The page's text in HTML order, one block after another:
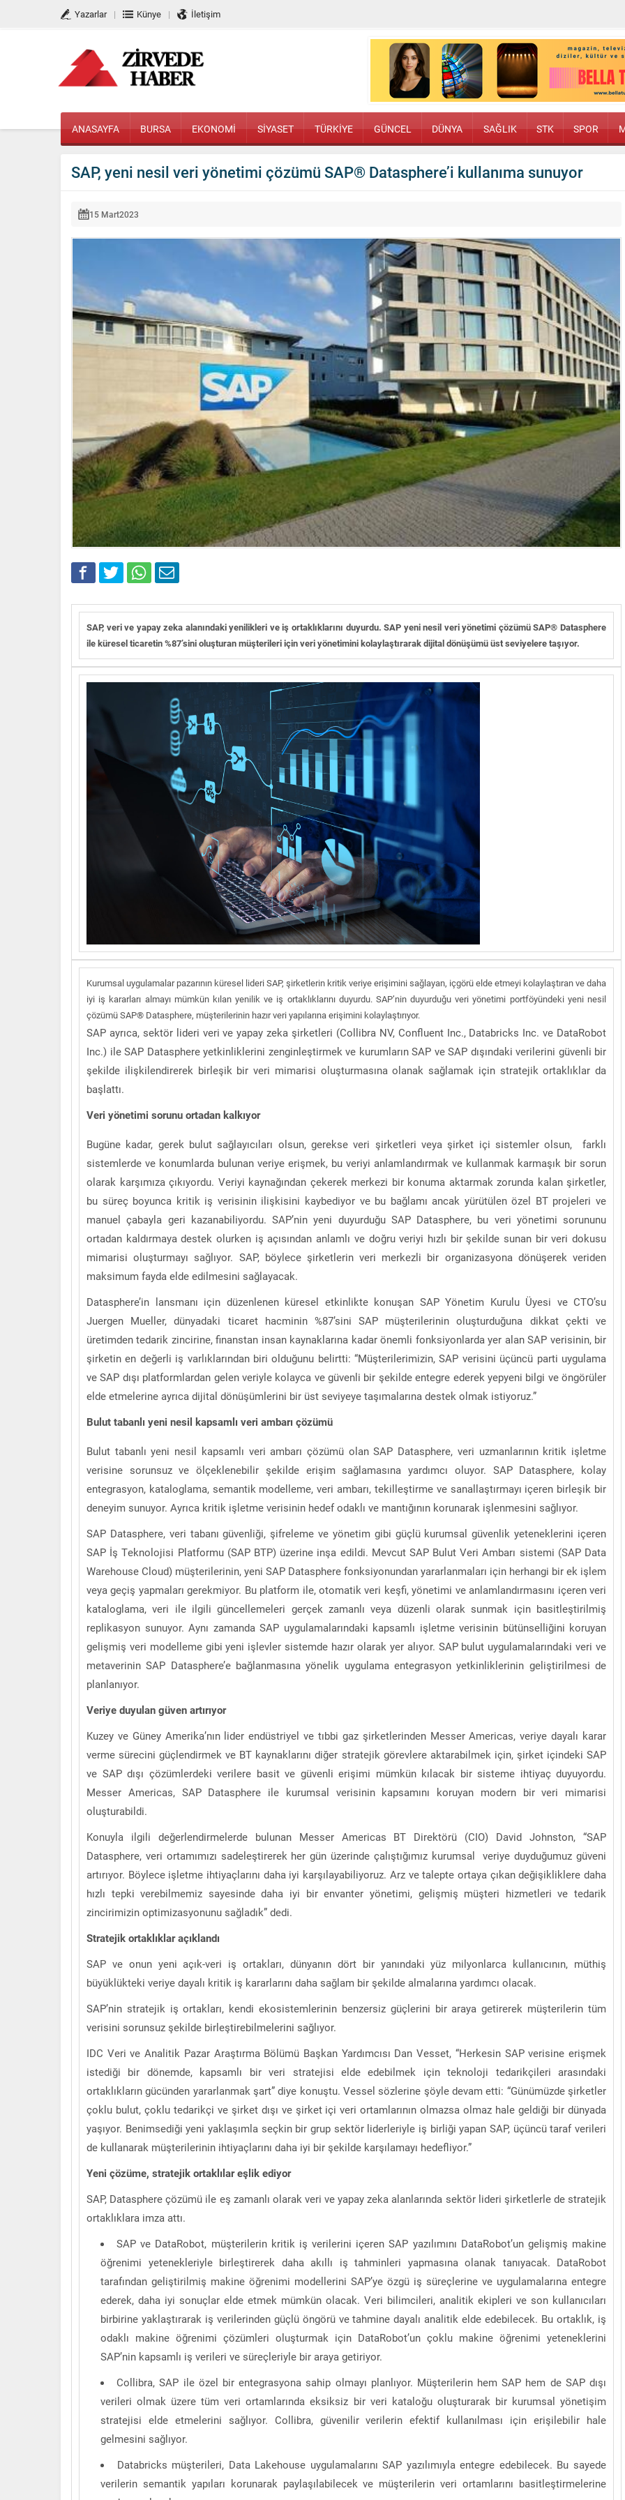
Yazarlar Künye İletişim
ANASAYFA BURSA EKONOMİ SİYASET TÜRKİYE GÜNCEL DÜNYA SAĞLIK STK SPOR
SAP, yeni nesil veri yönetimi çözümü SAP® Datasphere’i kullanıma sunuyor
15 Mart2023
SAP, veri ve yapay zeka alanındaki yenilikleri ve iş ortaklıklarını duyurdu. SAP yeni nesil veri yönetimi çözümü SAP® Datasphere
ile küresel ticaretin %87’sini oluşturan müşterileri için veri yönetimini kolaylaştırarak dijital dönüşümü üst seviyelere taşıyor.
Kurumsal uygulamalar pazarının küresel lideri SAP, şirketlerin kritik veriye erişimini sağlayan, içgörü elde etmeyi kolaylaştıran ve daha
iyi iş kararları almayı mümkün kılan yenilik ve iş ortaklıklarını duyurdu. SAP’nin duyurduğu veri yönetimi portföyündeki yeni nesil
çözümü SAP® Datasphere, müşterilerinin hazır veri yapılarına erişimini kolaylaştırıyor.
SAP ayrıca, sektör lideri veri ve yapay zeka şirketleri (Collibra NV, Confluent Inc., Databricks Inc. ve DataRobot
Inc.) ile SAP Datasphere yetkinliklerini zenginleştirmek ve kurumların SAP ve SAP dışındaki verilerini güvenli bir
şekilde ilişkilendirerek birleşik bir veri mimarisi oluşturmasına olanak sağlamak için stratejik ortaklıklar da
başlattı.
Veri yönetimi sorunu ortadan kalkıyor
Bugüne kadar, gerek bulut sağlayıcıları olsun, gerekse veri şirketleri veya şirket içi sistemler olsun, farklı
sistemlerde ve konumlarda bulunan veriye erişmek, bu veriyi anlamlandırmak ve kullanmak karmaşık bir sorun
olarak karşımıza çıkıyordu. Veriyi kaynağından çekerek merkezi bir konuma aktarmak zorunda kalan şirketler,
bu süreç boyunca kritik iş verisinin ilişkisini kaybediyor ve bu bağlamı ancak yürütülen özel BT projeleri ve
manuel çabayla geri kazanabiliyordu. SAP’nin yeni duyurduğu SAP Datasphere, bu veri yönetimi sorununu
ortadan kaldırmaya destek olurken iş açısından anlamlı ve doğru veriyi hızlı bir şekilde sunan bir veri dokusu
mimarisi oluşturmayı sağlıyor. SAP, böylece şirketlerin veri merkezli bir organizasyona dönüşerek veriden
maksimum fayda elde edilmesini sağlayacak.
Datasphere’in lansmanı için düzenlenen küresel etkinlikte konuşan SAP Yönetim Kurulu Üyesi ve CTO’su
Juergen Mueller, dünyadaki ticaret hacminin %87’sini SAP müşterilerinin oluşturduğuna dikkat çekti ve
üretimden tedarik zincirine, finanstan insan kaynaklarına kadar önemli fonksiyonlarda yer alan SAP verisinin, bir
şirketin en değerli iş varlıklarından biri olduğunu belirtti: “Müşterilerimizin, SAP verisini üçüncü parti uygulama
ve SAP dışı platformlardan gelen veriyle kolayca ve güvenli bir şekilde entegre ederek yepyeni bilgi ve öngörüler
elde etmelerine ayrıca dijital dönüşümlerini bir üst seviyeye taşımalarına destek olmak istiyoruz.”
Bulut tabanlı yeni nesil kapsamlı veri ambarı çözümü
Bulut tabanlı yeni nesil kapsamlı veri ambarı çözümü olan SAP Datasphere, veri uzmanlarının kritik işletme
verisine sorunsuz ve ölçeklenebilir şekilde erişim sağlamasına yardımcı oluyor. SAP Datasphere, kolay
entegrasyon, kataloglama, semantik modelleme, veri ambarı, tekilleştirme ve sanallaştırmayı içeren birleşik bir
deneyim sunuyor. Ayrıca kritik işletme verisinin hedef odaklı ve mantığının korunarak işlenmesini sağlıyor.
SAP Datasphere, veri tabanı güvenliği, şifreleme ve yönetim gibi güçlü kurumsal güvenlik yeteneklerini içeren
SAP İş Teknolojisi Platformu (SAP BTP) üzerine inşa edildi. Mevcut SAP Bulut Veri Ambarı sistemi (SAP Data
Warehouse Cloud) müşterilerinin, yeni SAP Datasphere fonksiyonundan yararlanmaları için herhangi bir ek işlem
veya geçiş yapmaları gerekmiyor. Bu platform ile, otomatik veri keşfi, yönetimi ve anlamlandırmasını içeren veri
kataloglama, veri ile ilgili güncellemeleri gerçek zamanlı veya düzenli olarak sunmak için basitleştirilmiş
replikasyon sunuyor. Aynı zamanda SAP uygulamalarındaki kapsamlı işletme verisinin bütünselliğini koruyan
gelişmiş veri modelleme gibi yeni işlevler sistemde hazır olarak yer alıyor. SAP bulut uygulamalarındaki veri ve
metaverinin SAP Datasphere’e bağlanmasına yönelik uygulama entegrasyon yetkinliklerinin geliştirilmesi de
planlanıyor.
Veriye duyulan güven artırıyor
Kuzey ve Güney Amerika’nın lider endüstriyel ve tıbbi gaz şirketlerinden Messer Americas, veriye dayalı karar
verme sürecini güçlendirmek ve BT kaynaklarını diğer stratejik görevlere aktarabilmek için, şirket içindeki SAP
ve SAP dışı çözümlerdeki verilere basit ve güvenli erişimi mümkün kılacak bir sisteme ihtiyaç duyuyordu.
Messer Americas, SAP Datasphere ile kurumsal verisinin kapsamını koruyan modern bir veri mimarisi
oluşturabildi.
Konuyla ilgili değerlendirmelerde bulunan Messer Americas BT Direktörü (CIO) David Johnston, “SAP
Datasphere, veri ortamımızı sadeleştirerek her gün üzerinde çalıştığımız kurumsal veriye duyduğumuz güveni
artırıyor. Böylece işletme ihtiyaçlarını daha iyi karşılayabiliyoruz. Arz ve talepte ortaya çıkan değişikliklere daha
hızlı tepki verebilmemiz sayesinde daha iyi bir envanter yönetimi, gelişmiş müşteri hizmetleri ve tedarik
zincirimizin optimizasyonunu sağladık” dedi.
Stratejik ortaklıklar açıklandı
SAP ve onun yeni açık-veri iş ortakları, dünyanın dört bir yanındaki yüz milyonlarca kullanıcının, müthiş
büyüklükteki veriye dayalı kritik iş kararlarını daha sağlam bir şekilde almalarına yardımcı olacak.
SAP’nin stratejik iş ortakları, kendi ekosistemlerinin benzersiz güçlerini bir araya getirerek müşterilerin tüm
verisini sorunsuz şekilde birleştirebilmelerini sağlıyor.
IDC Veri ve Analitik Pazar Araştırma Bölümü Başkan Yardımcısı Dan Vesset, “Herkesin SAP verisine erişmek
istediği bir dönemde, kapsamlı bir veri stratejisi elde edebilmek için teknoloji tedarikçileri arasındaki
ortaklıkların gücünden yararlanmak şart” diye konuştu. Vessel sözlerine şöyle devam etti: “Günümüzde şirketler
çoklu bulut, çoklu tedarikçi ve şirket dışı ve şirket içi veri ortamlarının olmazsa olmaz hale geldiği bir dünyada
yaşıyor. Benimsediği yeni yaklaşımla seçkin bir grup sektör liderleriyle iş birliği yapan SAP, üçüncü taraf verileri
de kullanarak müşterilerinin ihtiyaçlarını daha iyi bir şekilde karşılamayı hedefliyor.”
Yeni çözüme, stratejik ortaklılar eşlik ediyor
SAP, Datasphere çözümü ile eş zamanlı olarak veri ve yapay zeka alanlarında sektör lideri şirketlerle de stratejik
ortaklıklara imza attı.
SAP ve DataRobot, müşterilerin kritik iş verilerini içeren SAP yazılımını DataRobot’un gelişmiş makine
öğrenimi yetenekleriyle birleştirerek daha akıllı iş tahminleri yapmasına olanak tanıyacak. DataRobot
tarafından geliştirilmiş makine öğrenimi modellerini SAP’ye özgü iş süreçlerine ve uygulamalarına entegre
ederek, daha iyi sonuçlar elde etmek mümkün olacak. Veri bilimcileri, analitik ekipleri ve son kullanıcıları
birbirine yaklaştırarak iş verilerinden güçlü öngörü ve tahmine dayalı analitik elde edebilecek. Bu ortaklık, iş
odaklı makine öğrenimi çözümleri oluşturmak için DataRobot’un çoklu makine öğrenimi yeteneklerini
SAP’nin kapsamlı iş verileri ve süreçleriyle bir araya getiriyor.
Collibra, SAP ile özel bir entegrasyona sahip olmayı planlıyor. Müşterilerin hem SAP hem de SAP dışı
verileri olmak üzere tüm veri ortamlarında eksiksiz bir veri kataloğu oluşturarak bir kurumsal yönetişim
stratejisi elde etmelerini sağlıyor. Collibra, güvenilir verilerin efektif kullanılması için erişilebilir hale
gelmesini sağlıyor.
Databricks müşterileri, Data Lakehouse uygulamalarını SAP yazılımıyla entegre edebilecek. Bu sayede
verilerin semantik yapıları korunarak paylaşılabilecek ve müşterilerin veri ortamlarını basitleştirmelerine
“Sandık Emaneti Kişisel İkbal İçin Kullanılamaz”